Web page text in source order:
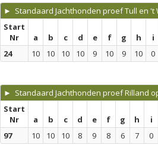
► Standaard Jachthonden proef Tull en 't
Start
Nr
a b c d e f g h i
24
10 10 10 10 9 10 9 10 0
► Standaard Jachthonden proef Rilland
Start
Nr
a b c d e f g h i
97
10 10 10 8 9 8 6 7 0